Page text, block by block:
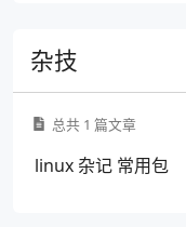
杂技
总共 1 篇文章
linux 杂记 常用包